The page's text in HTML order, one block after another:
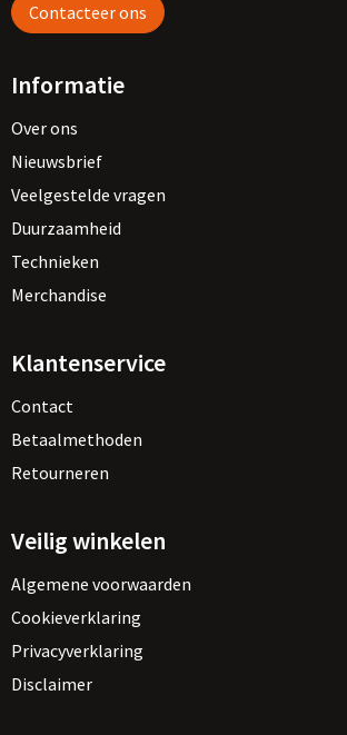
Contacteer ons
Informatie
Over ons
Nieuwsbrief
Veelgestelde vragen
Duurzaamheid
Technieken
Merchandise
Klantenservice
Contact
Betaalmethoden
Retourneren
Veilig winkelen
Algemene voorwaarden
Cookieverklaring
Privacyverklaring
Disclaimer